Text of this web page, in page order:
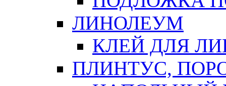
ЛИНОЛЕУМ
КЛЕЙ ДЛЯ
ПЛИНТУС,